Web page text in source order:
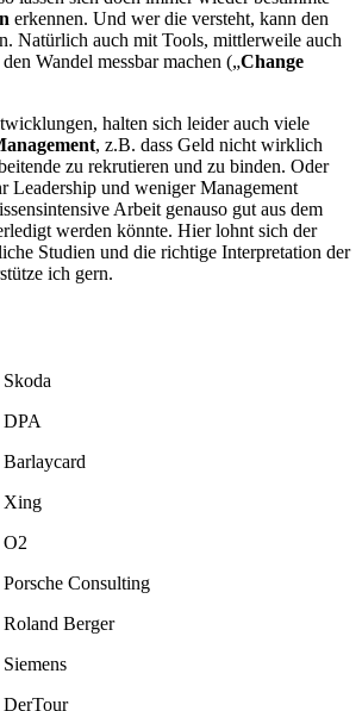
erkennen. Und wer die versteht, kann den
Natürlich auch mit Tools, mittlerweile auch
Wandel messbar machen („Change
halten sich leider auch viele
, z.B. dass Geld nicht wirklich
zu rekrutieren und zu binden. Oder
Leadership und weniger Management
Arbeit genauso gut aus dem
werden könnte. Hier lohnt sich der
Studien und die richtige Interpretation der
ich gern.